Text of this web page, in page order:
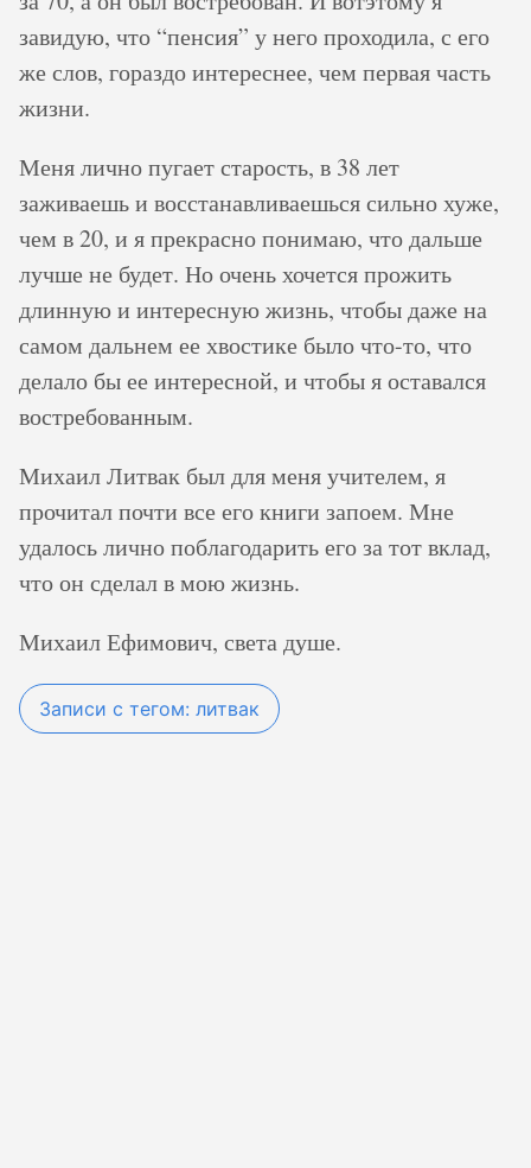
завидую, что “пенсия” у него проходила, с его
же слов, гораздо интереснее, чем первая часть
жизни.
Меня лично пугает старость, в 38 лет
заживаешь и восстанавливаешься сильно хуже,
чем в 20, и я прекрасно понимаю, что дальше
лучше не будет. Но очень хочется прожить
длинную и интересную жизнь, чтобы даже на
самом дальнем ее хвостике было что-то, что
делало бы ее интересной, и чтобы я оставался
востребованным.
Михаил Литвак был для меня учителем, я
прочитал почти все его книги запоем. Мне
удалось лично поблагодарить его за тот вклад,
что он сделал в мою жизнь.
Михаил Ефимович, света душе.
Записи с тегом: литвак